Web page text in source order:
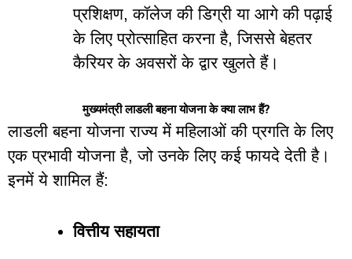
प्रशिक्षण, कॉलेज की डिग्री या आगे की पढ़ाई
के लिए प्रोत्साहित करना है, जिससे बेहतर
कैरियर के अवसरों के द्वार खुलते हैं।
मुख्यमंत्री लाडली बहना योजना के क्या लाभ हैं?
लाडली बहना योजना राज्य में महिलाओं की प्रगति के लिए
एक प्रभावी योजना है,जो उनके लिए कई फायदे देती है।
इनमें ये शामिल हैं:
वित्तीय सहायता